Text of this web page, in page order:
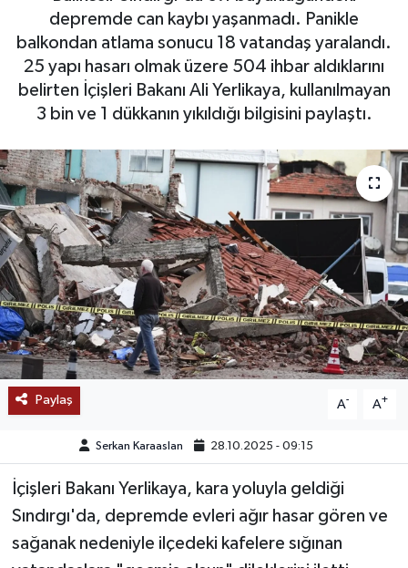
depremde can kaybı yaşanmadı. Panikle
balkondan atlama sonucu 18 vatandaş yaralandı.
25 yapı hasarı olmak üzere 504 ihbar aldıklarını
belirten İçişleri Bakanı Ali Yerlikaya, kullanılmayan
3 bin ve 1 dükkanın yıkıldığı bilgisini paylaştı.
Paylaş A- A+
Serkan Karaaslan 28.10.2025 - 09:15
İçişleri Bakanı Yerlikaya, kara yoluyla geldiği
Sındırgı'da, depremde evleri ağır hasar gören ve
sağanak nedeniyle ilçedeki kafelere sığınan
EKONOMİ
GÜNDEM
MAGAZİN
SAĞLIK
EĞİTİM
BÖLGE
KEŞFET
POPÜLER
DÜNYA
TREND
MEDYA
OTOMOTİV
Tüm Manşetler
Son Dakika Haberleri
Haber Arşivi